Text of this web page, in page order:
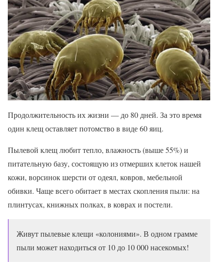
Продолжительность их жизни — до 80 дней. За это время
один клещ оставляет потомство в виде 60 яиц.
Пылевой клещ любит тепло, влажность (выше 55%) и
питательную базу, состоящую из отмерших клеток нашей
кожи, ворсинок шерсти от одеял, ковров, мебельной
обивки. Чаще всего обитает в местах скопления пыли: на
плинтусах, книжных полках, в коврах и постели.
Живут пылевые клещи «колониями». В одном грамме
пыли может находиться от 10 до 10 000 насекомых!